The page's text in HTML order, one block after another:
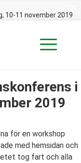
10-11 november 2019
i
2019
för en workshop
med hemsidan och
tog fart och alla